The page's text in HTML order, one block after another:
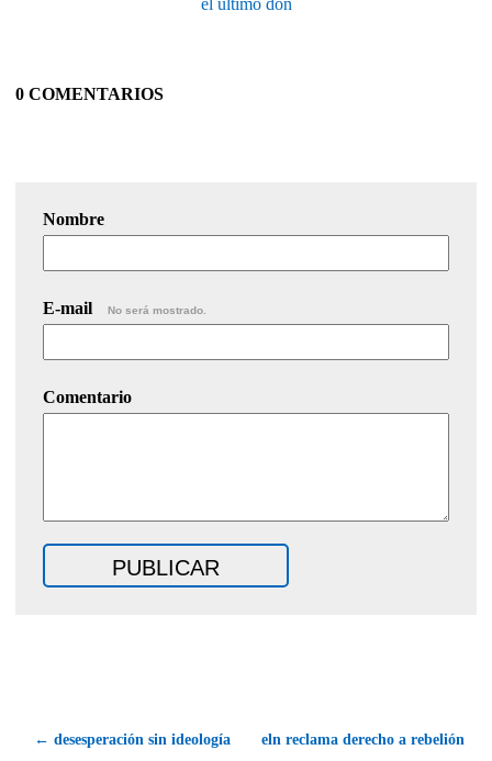
0 COMENTARIOS
Nombre
E-mail No será mostrado.
Comentario
← desesperación sin ideología eln reclama derecho a rebelión